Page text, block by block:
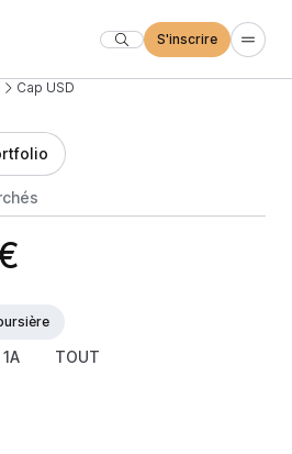
S'inscrire
Cap USD
1A TOUT